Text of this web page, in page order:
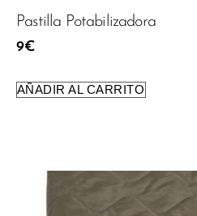
Pastilla Potabilizadora
9€
AÑADIR AL CARRITO